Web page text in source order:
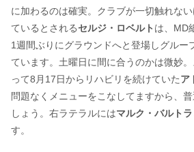
に加わるのは確実。クラブが一切触れな
ているとされるセルジ・ロベルト は、MD
1週間ぶりにグラウンドへと登場しグルー
ています。土曜日に間に合うのかは微妙
って8月17日からリハビリを続けていたア
問題なくメニューをこなしてますから、
しょう。右ラテラルにはマルク・バルトラ
す。